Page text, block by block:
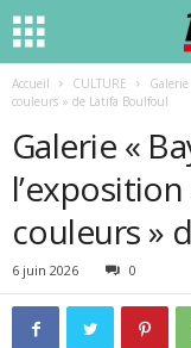
Accueil CULTURE
couleurs » de Latifa Boulfoul
Galerie «
couleurs »
6 juin 2026 0